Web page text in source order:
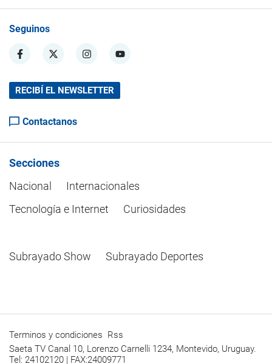
Seguinos
RECIBÍ EL NEWSLETTER
Contactanos
Secciones
Nacional
Internacionales
Tecnología e Internet
Curiosidades
Subrayado Show Subrayado Deportes
Terminos y condiciones Rss
Saeta TV Canal 10, Lorenzo Carnelli 1234, Montevido, Uruguay.
Tel: 24102120 | FAX:24009771